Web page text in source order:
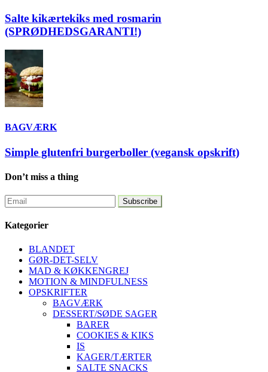
Salte kikærtekiks med rosmarin
(SPRØDHEDSGARANTI!)
BAGVÆRK
Simple glutenfri burgerboller (vegansk opskrift)
Don’t miss a thing
Kategorier
BLANDET
GØR-DET-SELV
MAD & KØKKENGREJ
MOTION & MINDFULNESS
OPSKRIFTER
BAGVÆRK
DESSERT/SØDE SAGER
BARER
COOKIES & KIKS
IS
KAGER/TÆRTER
SALTE SNACKS